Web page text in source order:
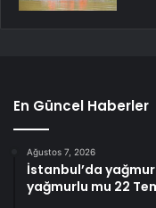
En Güncel Haberler
Ağustos 7, 2026
İstanbul’da
yağmurlu mu 22